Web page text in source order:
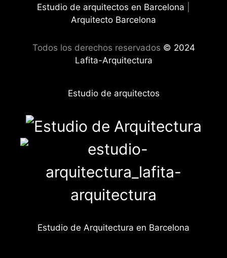
Estudio de arquitectos en Barcelona
Arquitecto Barcelona
Todos los derechos reservados © 2024
Lafita-Arquitectura
Estudio de arquitectos
Estudio de Arquitectura en Barcelona